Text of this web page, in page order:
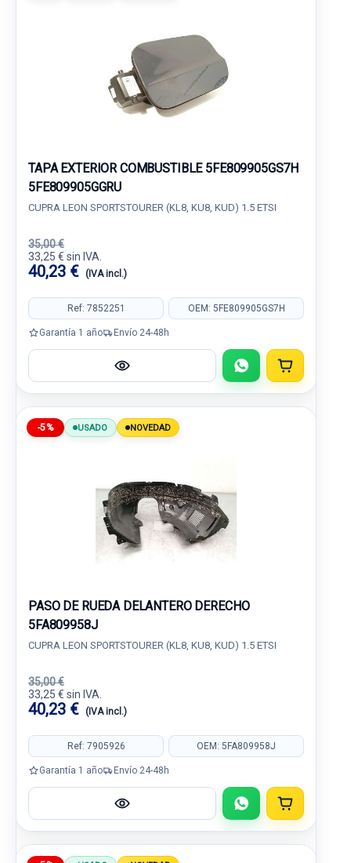
TAPA EXTERIOR COMBUSTIBLE 5FE809905GS7H
5FE809905GGRU
CUPRA LEON SPORTSTOURER (KL8, KU8, KUD) 1.5 ETSI
35,00 €
33,25 € sin IVA.
40,23 € (IVA incl.)
Ref: 7852251 OEM: 5FE809905GS7H
Garantía 1 año Envío 24-48h
-5% USADO NOVEDAD
PASO DE RUEDA DELANTERO DERECHO
5FA809958J
CUPRA LEON SPORTSTOURER (KL8, KU8, KUD) 1.5 ETSI
35,00 €
33,25 € sin IVA.
40,23 € (IVA incl.)
Ref: 7905926 OEM: 5FA809958J
Garantía 1 año Envío 24-48h